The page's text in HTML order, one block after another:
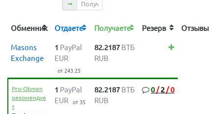
Получаете
Обменник Отдаете Получаете Резерв Отзывы
Masons
Exchange
1 PayPal
EUR
от 243.25
82.2187 ВТБ
RUB
Pro-Obmen
рекомендуе
т
1 PayPal
EUR
от 35
82.2187 ВТБ
RUB
0/ 2/0